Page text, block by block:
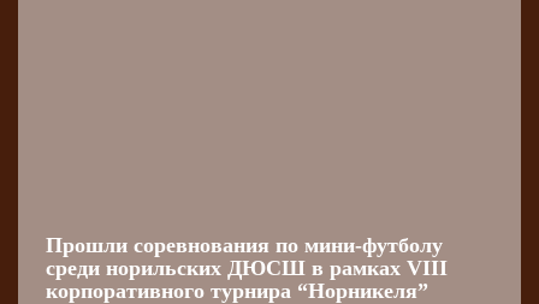
Прошли соревнования по мини-футболу
среди норильских ДЮСШ в рамках VIII
корпоративного турнира “Норникеля”